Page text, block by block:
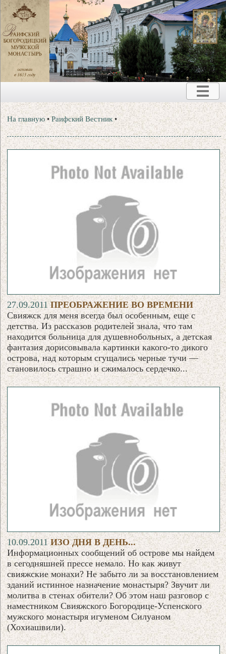
На главную •Раифский Вестник •
27.09.2011ПРЕОБРАЖЕНИЕ ВО ВРЕМЕНИ
Свияжск для меня всегда был особенным, еще с
детства. Из рассказов родителей знала, что там
находится больница для душевнобольных, а детская
фантазия дорисовывала картинки какого-то дикого
острова, над которым сгущались черные тучи —
становилось страшно и сжималось сердечко...
10.09.2011ИЗО ДНЯ В ДЕНЬ...
Информационных сообщений об острове мы найдем
в сегодняшней прессе немало. Но как живут
свияжские монахи? Не забыто ли за восстановлением
зданий истинное назначение монастыря? Звучит ли
молитва в стенах обители? Об этом наш разговор с
наместником Свияжского Богородице-Успенского
мужского монастыря игуменом Силуаном
(Хохиашвили).